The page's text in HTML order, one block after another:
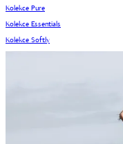
Kolekce Pure
Kolekce Essentials
Kolekce Softly